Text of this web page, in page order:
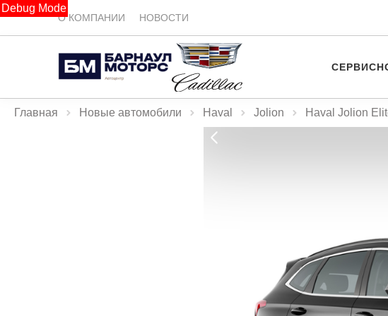
Debug Mode
О КОМПАНИИ НОВОСТИ
Главная Новые автомобили Haval Jolion Haval Jolion